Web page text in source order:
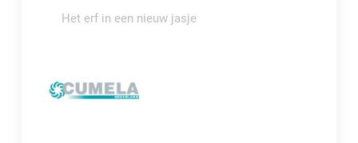
Het erf in een nieuw jasje